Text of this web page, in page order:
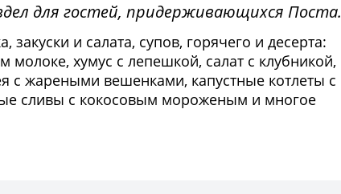
для гостей, придерживающихся Поста.
закуски и салата, супов, горячего и десерта:
хумус с лепешкой, салат с клубникой,
с жареными вешенками, капустные котлеты с
сливы с кокосовым мороженым и многое